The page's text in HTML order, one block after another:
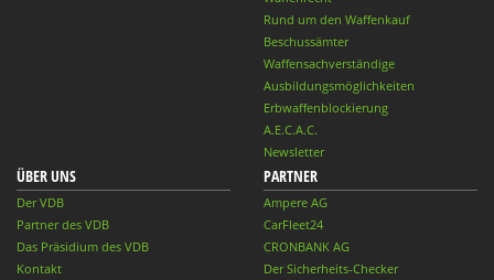
Rund um den Waffenkauf
Beschussämter
Waffensachverständige
Ausbildungsmöglichkeiten
Erbwaffenblockierung
A.E.C.A.C.
Newsletter
ÜBER UNS
Der VDB
Partner des VDB
Das Präsidium des VDB
Kontakt
PARTNER
Ampere AG
CarFleet24
CRONBANK AG
Der Sicherheits-Checker